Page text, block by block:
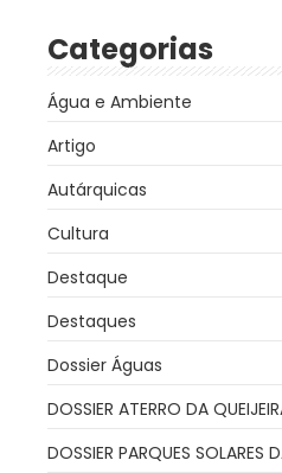
Categorias
Água e Ambiente
Artigo
Autárquicas
Cultura
Destaque
Destaques
Dossier Águas
DOSSIER ATERRO DA
DOSSIER PARQUES SOLARES